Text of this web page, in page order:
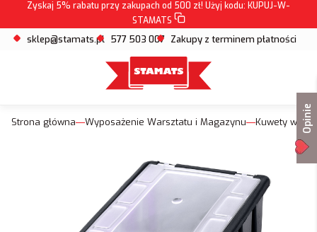
Zyskaj 5% rabatu przy zakupach od 500 zł! Użyj kodu: KUPUJ-W-
STAMATS
sklep@stamats.pl 577 503 007 Zakupy z terminem płatności
Strona główna Wyposażenie Warsztatu i Magazynu Kuwety Opinie